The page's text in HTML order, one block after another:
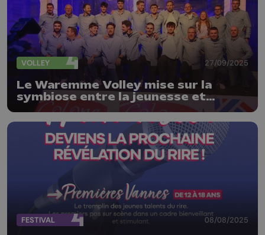
VOLLEY 27/09/2025
Le Waremme Volley mise sur la
symbiose entre la jeunesse et
l'expérience
FESTIVAL 08/08/2025